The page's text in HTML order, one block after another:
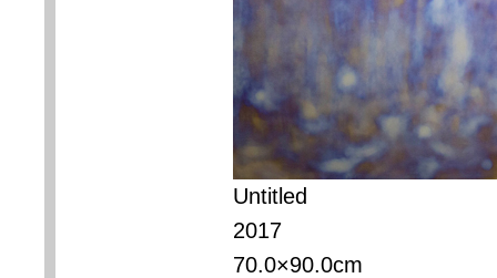
Untitled
2017
70.0×90.0cm